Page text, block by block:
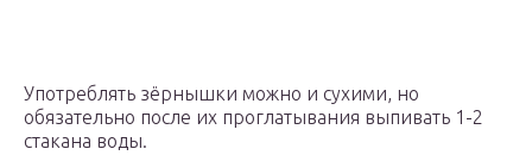
Употреблять зёрнышки можно и сухими, но
обязательно после их проглатывания выпивать 1-2
стакана воды.